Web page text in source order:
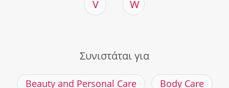
V W
Συνιστάται για
Beauty and Personal Care
Body Care